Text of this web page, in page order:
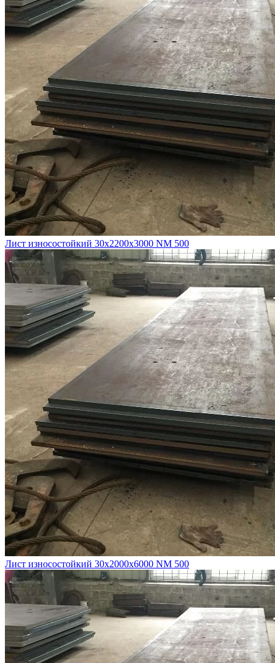
Лист износостойкий 30х2200х3000 NM 500
Лист износостойкий 30х2000х6000 NM 500